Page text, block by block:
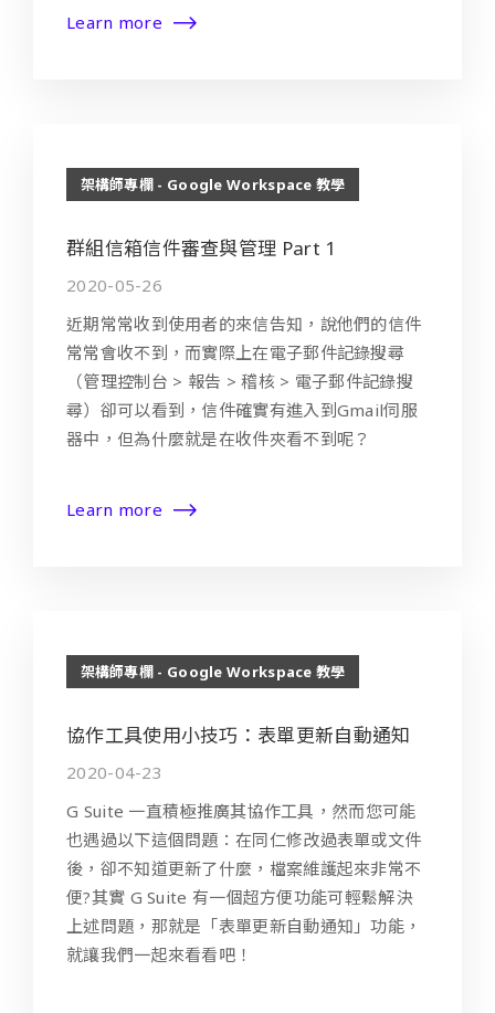
Learn more
架構師專欄 - Google Workspace 教學
群組信箱信件審查與管理 Part 1
2020-05-26
近期常常收到使用者的來信告知，說他們的信件
常常會收不到，而實際上在電子郵件記錄搜尋
（管理控制台 > 報告 > 稽核 > 電子郵件記錄搜
尋）卻可以看到，信件確實有進入到Gmail伺服
器中，但為什麼就是在收件夾看不到呢？
Learn more
架構師專欄 - Google Workspace 教學
協作工具使用小技巧：表單更新自動通知
2020-04-23
G Suite 一直積極推廣其協作工具，然而您可能
也遇過以下這個問題：在同仁修改過表單或文件
後，卻不知道更新了什麼，檔案維護起來非常不
便?其實 G Suite 有一個超方便功能可輕鬆解決
上述問題，那就是「表單更新自動通知」功能，
就讓我們一起來看看吧！